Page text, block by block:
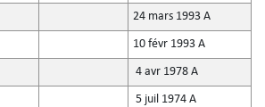
24 mars 1993 A
10 févr 1993 A
4 avr 1978 A
5 juil 1974 A